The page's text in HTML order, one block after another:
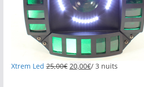
Xtrem Led 25,00€ 20,00€/ 3 nuits